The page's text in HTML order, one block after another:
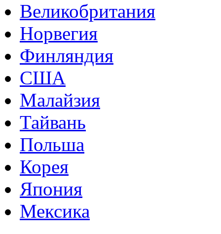
Великобритания
Норвегия
Финляндия
США
Малайзия
Тайвань
Польша
Корея
Япония
Мексика